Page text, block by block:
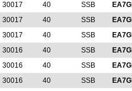
30017 40 SSB EA7GI
30017 40 SSB EA7GI
30017 40 SSB EA7GI
30016 40 SSB EA7GI
30016 40 SSB EA7GI
30016 40 SSB EA7GI